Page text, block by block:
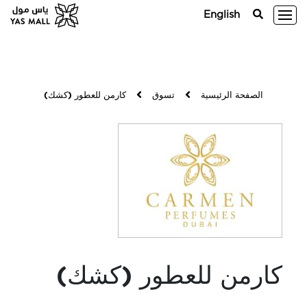
English
الصفحة الرئيسية تسوق كارمن للعطور (كشك)
كارمن للعطور (كشك)